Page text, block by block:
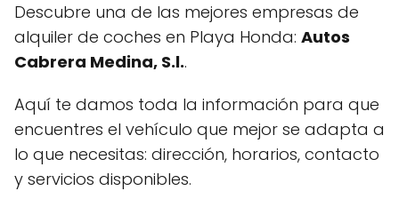
Descubre una de las mejores empresas de
alquiler de coches en Playa Honda: Autos
Cabrera Medina, S.l..
Aquí te damos toda la información para que
encuentres el vehículo que mejor se adapta a
lo que necesitas: dirección, horarios, contacto
y servicios disponibles.